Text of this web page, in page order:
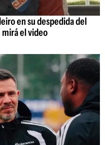
en su despedida del
el video